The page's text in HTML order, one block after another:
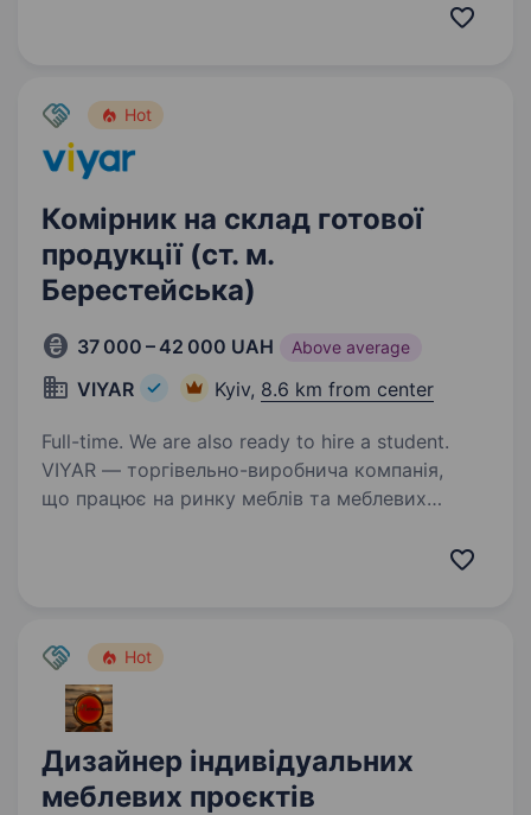
чоловіка, який буде безпосередньо зайнятий
Hot
Комірник на склад готової
продукції (ст. м.
Берестейська)
37 000 – 42 000 UAH Above average
VIYAR Kyiv, 8.6 km from center
Full-time. We are also ready to hire a student.
VIYAR — торгівельно-виробнича компанія,
що працює на ринку меблів та меблевих
Hot
Дизайнер індивідуальних
меблевих проєктів